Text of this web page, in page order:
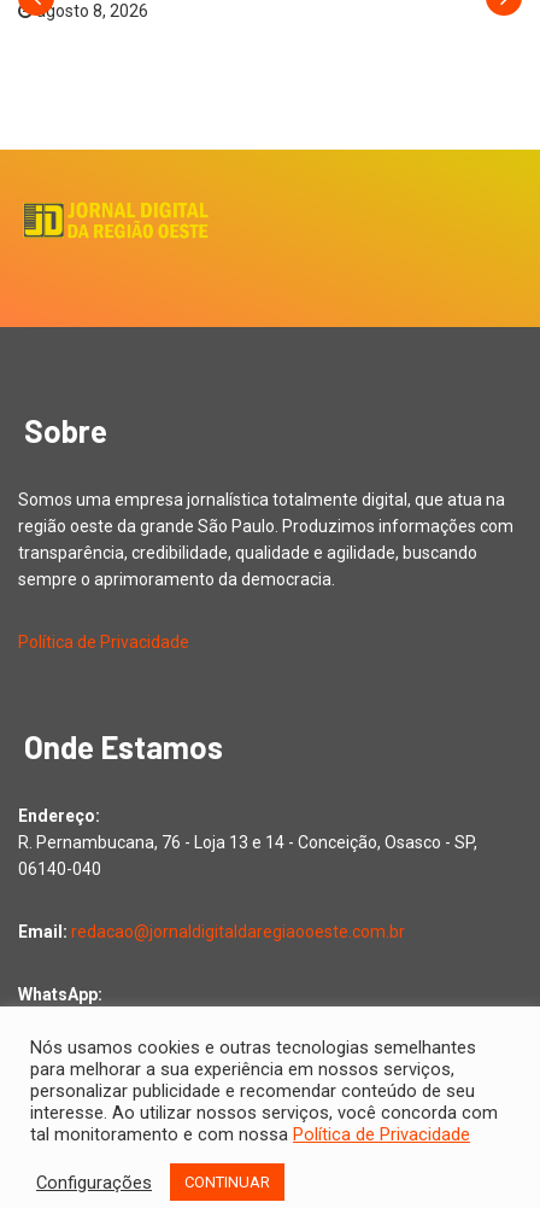
agosto 8, 2026
Sobre
Somos uma empresa jornalística totalmente digital, que atua na
região oeste da grande São Paulo. Produzimos informações com
transparência, credibilidade, qualidade e agilidade, buscando
sempre o aprimoramento da democracia.
Política de Privacidade
Onde Estamos
Endereço:
R. Pernambucana, 76 - Loja 13 e 14 - Conceição, Osasco - SP,
06140-040
Email: redacao@jornaldigitaldaregiaooeste.com.br
WhatsApp:
Copyright © 2026 Jornal Digital da Região Oeste | Desenvolvido
Nós usamos cookies e outras tecnologias semelhantes
para melhorar a sua experiência em nossos serviços,
personalizar publicidade e recomendar conteúdo de seu
interesse. Ao utilizar nossos serviços, você concorda com
tal monitoramento e com nossa Política de Privacidade
Configurações CONTINUAR